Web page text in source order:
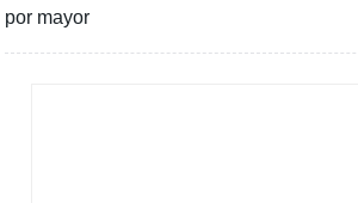
por mayor